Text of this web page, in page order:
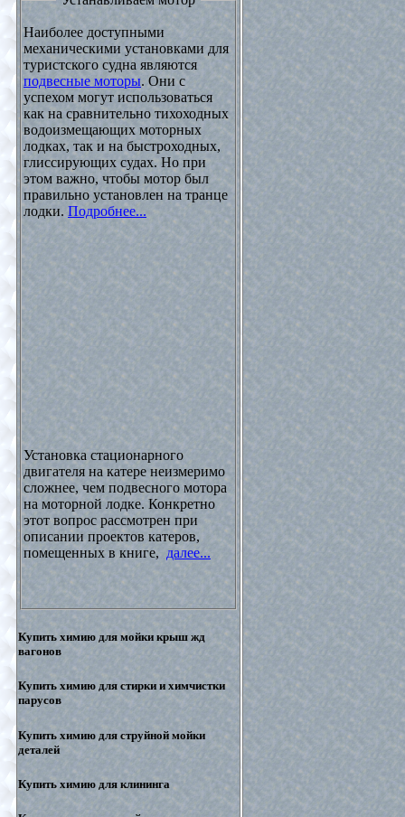
Наиболее доступными
механическими установками для
туристского судна являются
подвесные моторы. Они с
успехом могут использоваться
как на сравнительно тихоходных
водоизмещающих моторных
лодках, так и на быстроходных,
глиссирующих судах. Но при
этом важно, чтобы мотор был
правильно установлен на транце
лодки. Подробнее...
Установка стационарного
двигателя на катере неизмеримо
сложнее, чем подвесного мотора
на моторной лодке. Конкретно
этот вопрос рассмотрен при
описании проектов катеров,
помещенных в книге, далее...
Купить химию для мойки крыш жд
вагонов
Купить химию для стирки и химчистки
парусов
Купить химию для струйной мойки
деталей
Купить химию для клининга